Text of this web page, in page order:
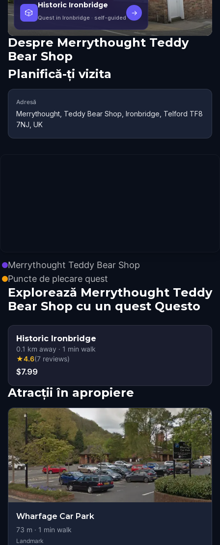
🎲
Historic Ironbridge
Quest in Ironbridge · self-guided
→
Despre Merrythought Teddy
Bear Shop
Planifică-ți vizita
Adresă
Merrythought, Teddy Bear Shop, Ironbridge, Telford TF8
7NJ, UK
Merrythought Teddy Bear Shop
Puncte de plecare quest
Explorează Merrythought Teddy
Bear Shop cu un quest Questo
Historic Ironbridge
0.1 km away · 1 min walk
★4.6(7 reviews)
$7.99
Atracții în apropiere
Wharfage Car Park
73 m · 1 min walk
Landmark